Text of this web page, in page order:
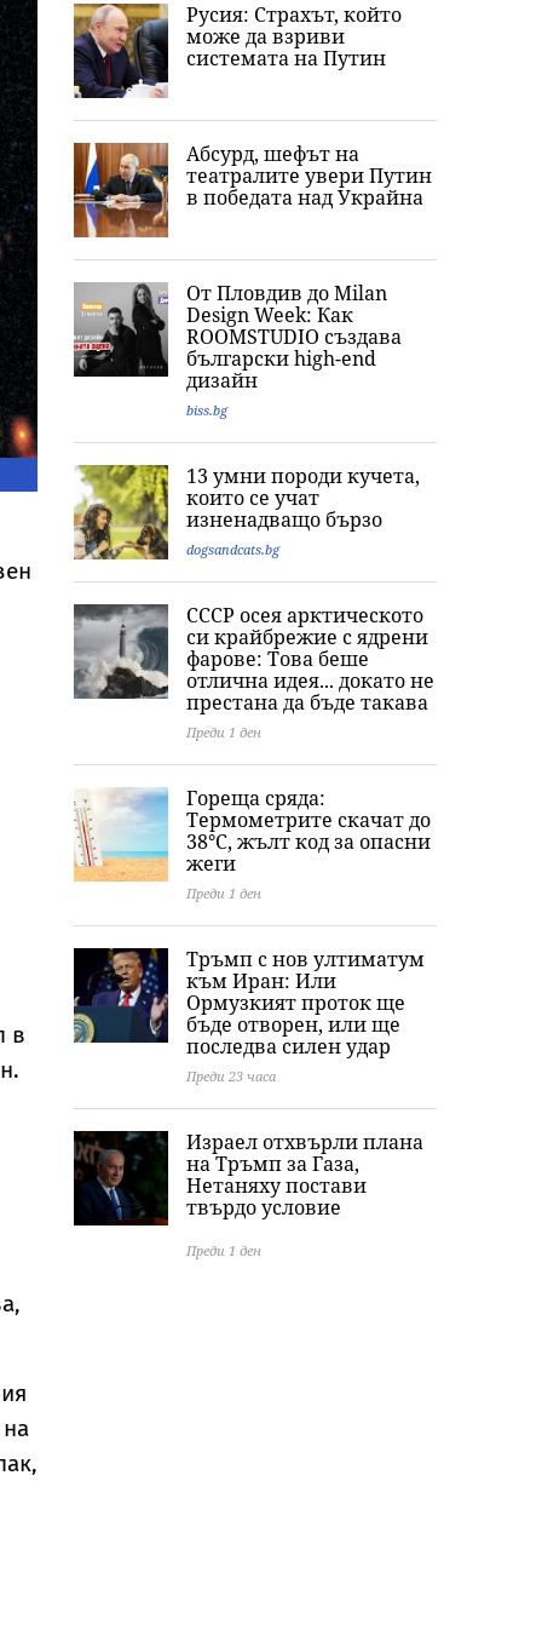
в
Русия: Страхът, който
може да взриви
системата на Путин
Абсурд, шефът на
театралите увери Путин
в победата над Украйна
От Пловдив до Milan
Design Week: Как
ROOMSTUDIO създава
български high-end
дизайн
biss.bg
13 умни породи кучета,
които се учат
изненадващо бързо
dogsandcats.bg
СССР осея арктическото
си крайбрежие с ядрени
фарове: Това беше
отлична идея... докато не
престана да бъде такава
Преди 1 ден
Гореща сряда:
Термометрите скачат до
38°C, жълт код за опасни
жеги
Преди 1 ден
Тръмп с нов ултиматум
към Иран: Или
Ормузкият проток ще
бъде отворен, или ще
последва силен удар
Преди 23 часа
Израел отхвърли плана
на Тръмп за Газа,
Нетаняху постави
твърдо условие
Преди 1 ден